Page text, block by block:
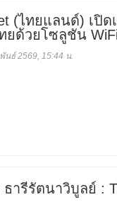
(ไทยแลนด์) เปิ
ยด้วยโซลูชัน
นธ์ 2569, 15:44 น.
ารีรัตนาวิบูลย์ :